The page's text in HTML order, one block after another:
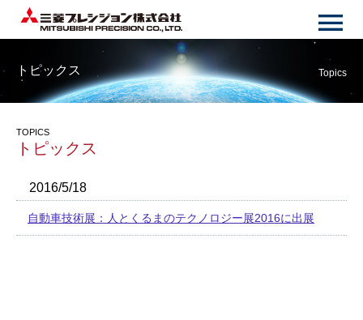
トピックス Topics
TOPICS
トピックス
2016/5/18
自動車技術展：人とくるまのテクノロジー展2016に出展